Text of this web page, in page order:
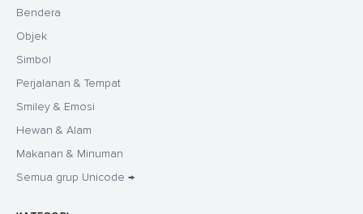
Bendera
Objek
Simbol
Perjalanan & Tempat
Smiley & Emosi
Hewan & Alam
Makanan & Minuman
Semua grup Unicode →